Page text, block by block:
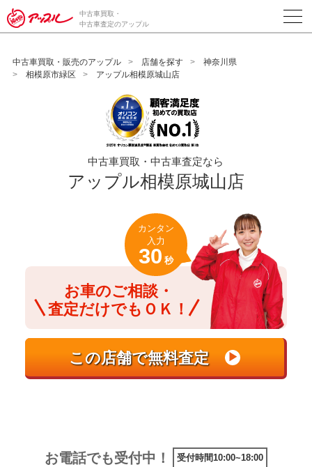
/*ABテスト_新規査定フォームの為のCVボタン*/
中古車買取・
中古車査定のアップル
中古車買取・販売のアップル 店舗を探す
神奈川県
相模原市緑区
アップル相模原城山店
中古車買取・中古車査定なら
アップル相模原城山店
お車のご相談・
査定だけでもＯＫ！
カンタン
入力
30 秒
お電話でも受付中！ 受付時間10:00~18:00